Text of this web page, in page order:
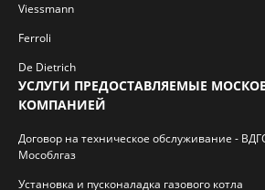
Viessmann
Ferroli
De Dietrich
УСЛУГИ ПРЕДОСТАВЛЯЕМЫЕ
КОМПАНИЕЙ
Договор на техническое обслуживание -
Мособлгаз
Установка и пусконаладка газового котла